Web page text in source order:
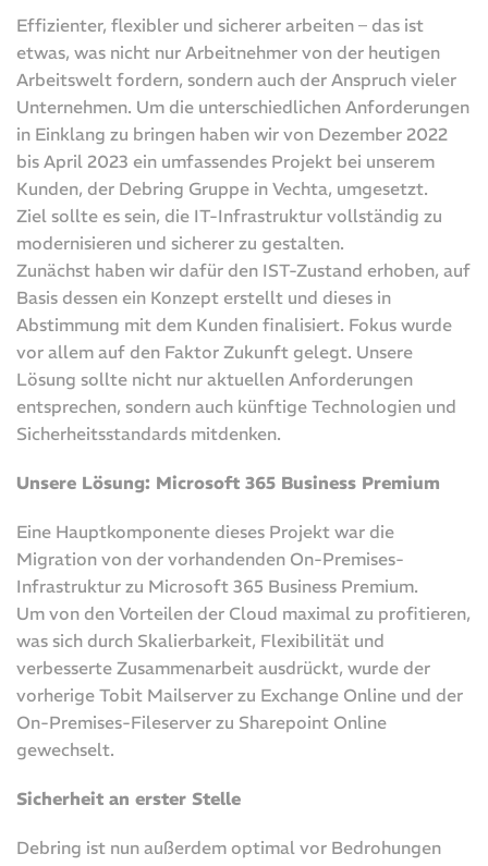
Effizienter, flexibler und sicherer arbeiten – das ist
etwas, was nicht nur Arbeitnehmer von der heutigen
Arbeitswelt fordern, sondern auch der Anspruch vieler
Unternehmen. Um die unterschiedlichen Anforderungen
in Einklang zu bringen haben wir von Dezember 2022
bis April 2023 ein umfassendes Projekt bei unserem
Kunden, der Debring Gruppe in Vechta, umgesetzt.
Ziel sollte es sein, die IT-Infrastruktur vollständig zu
modernisieren und sicherer zu gestalten.
Zunächst haben wir dafür den IST-Zustand erhoben, auf
Basis dessen ein Konzept erstellt und dieses in
Abstimmung mit dem Kunden finalisiert. Fokus wurde
vor allem auf den Faktor Zukunft gelegt. Unsere
Lösung sollte nicht nur aktuellen Anforderungen
entsprechen, sondern auch künftige Technologien und
Sicherheitsstandards mitdenken.
Unsere Lösung: Microsoft 365 Business Premium
Eine Hauptkomponente dieses Projekt war die
Migration von der vorhandenden On-Premises-
Infrastruktur zu Microsoft 365 Business Premium.
Um von den Vorteilen der Cloud maximal zu profitieren,
was sich durch Skalierbarkeit, Flexibilität und
verbesserte Zusammenarbeit ausdrückt, wurde der
vorherige Tobit Mailserver zu Exchange Online und der
On-Premises-Fileserver zu Sharepoint Online
gewechselt.
Sicherheit an erster Stelle
Debring ist nun außerdem optimal vor Bedrohungen